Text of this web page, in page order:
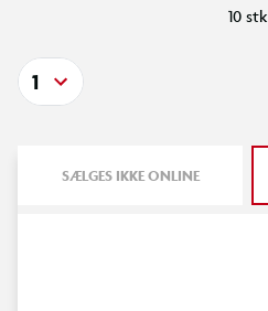
10 stk
1
SÆLGES IKKE ONLINE